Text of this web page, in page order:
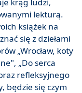
lekturą.
książek na
się z dziełami
„Wrocław, koty
„Do serca
refleksyjnego
będzie się czym